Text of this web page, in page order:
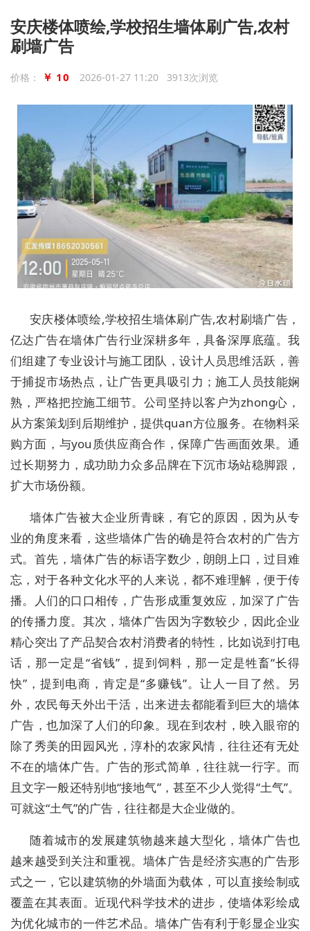
安庆楼体喷绘,学校招生墙体刷广告,农村
刷墙广告
价格： ￥ 10 2026-01-27 11:20 3913次浏览
安庆楼体喷绘,学校招生墙体刷广告,农村刷墙广告，
亿达广告在墙体广告行业深耕多年，具备深厚底蕴。我
们组建了专业设计与施工团队，设计人员思维活跃，善
于捕捉市场热点，让广告更具吸引力；施工人员技能娴
熟，严格把控施工细节。公司坚持以客户为zhong心，
从方案策划到后期维护，提供quan方位服务。在物料采
购方面，与you质供应商合作，保障广告画面效果。通
过长期努力，成功助力众多品牌在下沉市场站稳脚跟，
扩大市场份额。
墙体广告被大企业所青睐，有它的原因，因为从专
业的角度来看，这些墙体广告的确是符合农村的广告方
式。首先，墙体广告的标语字数少，朗朗上口，过目难
忘，对于各种文化水平的人来说，都不难理解，便于传
播。人们的口口相传，广告形成重复效应，加深了广告
的传播力度。其次，墙体广告因为字数较少，因此企业
精心突出了产品契合农村消费者的特性，比如说到打电
话，那一定是“省钱”，提到饲料，那一定是牲畜“长得
快”，提到电商，肯定是“多赚钱”。让人一目了然。另
外，农民每天外出干活，出来进去都能看到巨大的墙体
广告，也加深了人们的印象。现在到农村，映入眼帘的
除了秀美的田园风光，淳朴的农家风情，往往还有无处
不在的墙体广告。广告的形式简单，往往就一行字。而
且文字一般还特别地“接地气”，甚至不少人觉得“土气”。
可就这“土气”的广告，往往都是大企业做的。
随着城市的发展建筑物越来越大型化，墙体广告也
越来越受到关注和重视。墙体广告是经济实惠的广告形
式之一，它以建筑物的外墙面为载体，可以直接绘制或
覆盖在其表面。近现代科学技术的进步，使墙体彩绘成
为优化城市的一件艺术品。墙体广告有利于彰显企业实